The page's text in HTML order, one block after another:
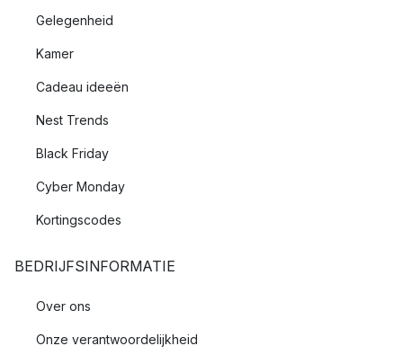
Gelegenheid
Kamer
Cadeau ideeën
Nest Trends
Black Friday
Cyber Monday
Kortingscodes
BEDRIJFSINFORMATIE
Over ons
Onze verantwoordelijkheid